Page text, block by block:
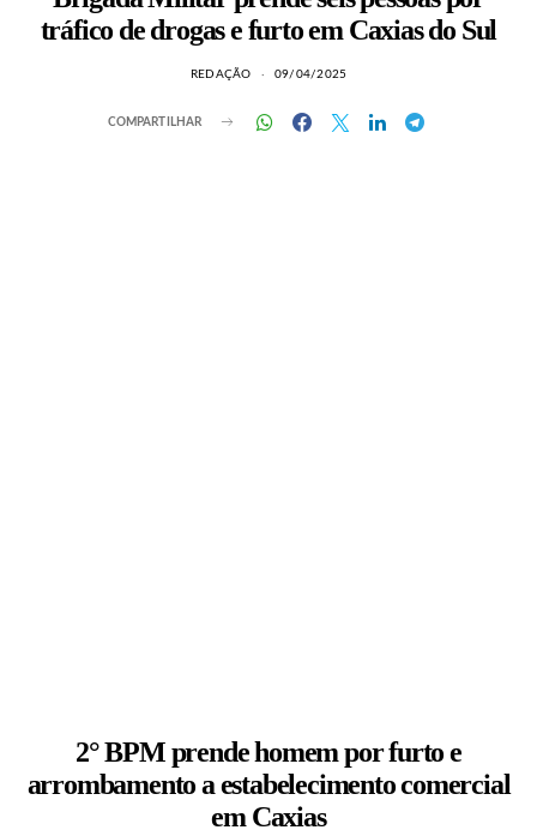
tráfico de drogas e furto em Caxias do Sul
REDAÇÃO 09/04/2025
COMPARTILHAR
2° BPM prende homem por furto e
arrombamento a estabelecimento comercial
em Caxias